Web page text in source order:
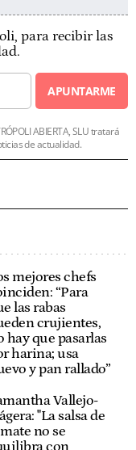
para recibir las
APUNTARME
ABIERTA, SLU tratará
de actualidad.
mejores chefs
“Para
las rabas
crujientes,
hay que pasarlas
harina; usa
y pan rallado”
Vallejo-
"La salsa de
no se
con